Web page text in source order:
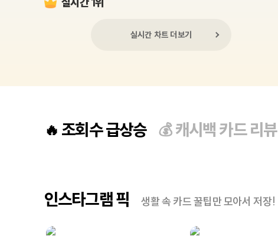
실시간 차트 더보기
🔥 조회수 급상승 💰캐시백 카드 리뷰
인스타그램 픽 생활 속 카드 꿀팁만 모아서 저장!